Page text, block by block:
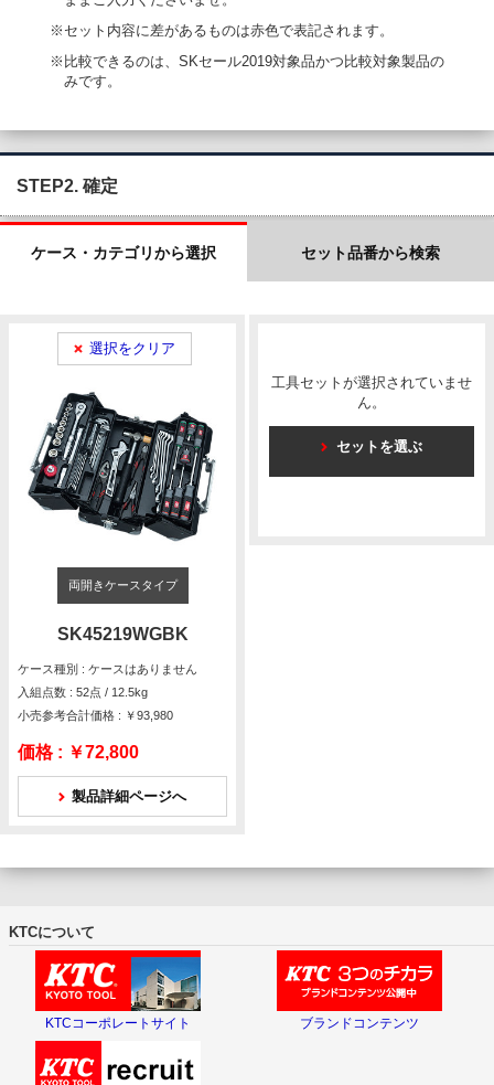
※セット内容に差があるものは赤色で表記されます。
※比較できるのは、SKセール2019対象品かつ比較対象製品の
みです。
STEP2. 確定
ケース・カテゴリから選択 セット品番から検索
選択をクリア
両開きケースタイプ
SK45219WGBK
ケース種別 : ケースはありません
入組点数 : 52点 / 12.5kg
小売参考合計価格 : ￥93,980
価格 : ￥72,800
製品詳細ページへ
工具セットが選択されていませ
ん。
セットを選ぶ
KTCについて
KTCコーポレートサイト ブランドコンテンツ